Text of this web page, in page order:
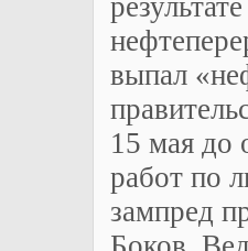
выпал
15 мая до
работ по
зампред